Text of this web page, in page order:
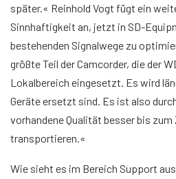
später.« Reinhold Vogt fügt ein
Sinnhaftigkeit an, jetzt in SD-
bestehenden Signalwege zu
größte Teil der Camcorder, die der
Lokalbereich eingesetzt. Es wird
Geräte ersetzt sind. Es ist also
vorhandene Qualität besser bis zum
transportieren.«
Wie sieht es im Bereich Support